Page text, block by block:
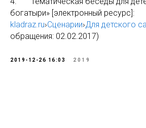
богатыри» [электронный ресурс]:
kladraz.ru›Сценарии›Для детского
обращения: 02.02.2017)
2019-12-26 16:03 2019